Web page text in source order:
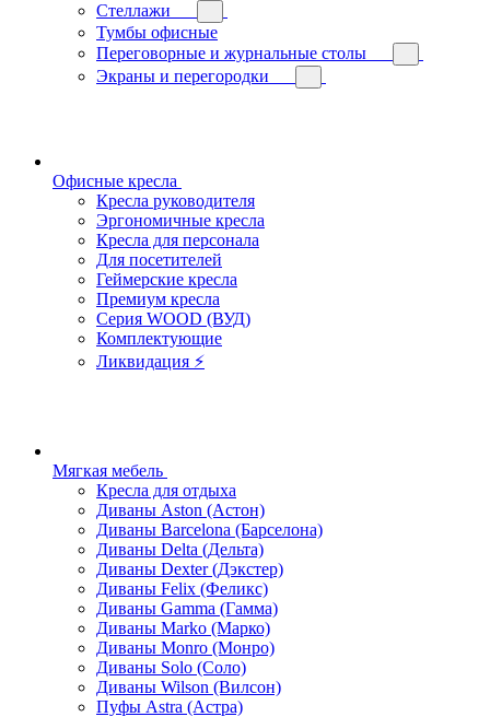
Стеллажи
Тумбы офисные
Переговорные и журнальные столы
Экраны и перегородки
Офисные кресла
Кресла руководителя
Эргономичные кресла
Кресла для персонала
Для посетителей
Геймерские кресла
Премиум кресла
Серия WOOD (ВУД)
Комплектующие
Ликвидация ⚡
Мягкая мебель
Кресла для отдыха
Диваны Aston (Астон)
Диваны Barcelona (Барселона)
Диваны Delta (Дельта)
Диваны Dexter (Дэкстер)
Диваны Felix (Феликс)
Диваны Gamma (Гамма)
Диваны Marko (Марко)
Диваны Monro (Монро)
Диваны Solo (Соло)
Диваны Wilson (Вилсон)
Пуфы Astra (Астра)